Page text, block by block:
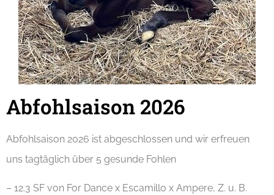
Abfohlsaison 2026
Abfohlsaison 2026 ist abgeschlossen und wir erfreuen
uns tagtäglich über 5 gesunde Fohlen
– 12.3 SF von For Dance x Escamillo x Ampere, Z. u. B.